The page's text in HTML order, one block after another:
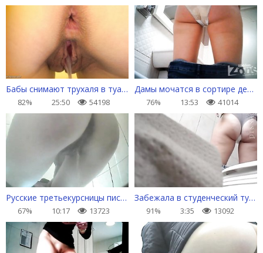
Бабы снимают трухаля в туалете и ссут мощной струей
82% 25:50 54198
Дамы мочатся в сортире дешевого кафе
76% 13:53 41014
Русские третьекурсницы писают в универском туалете
67% 10:17 13723
Забежала в студенческий туалет сменить прокладку
91% 3:35 13092